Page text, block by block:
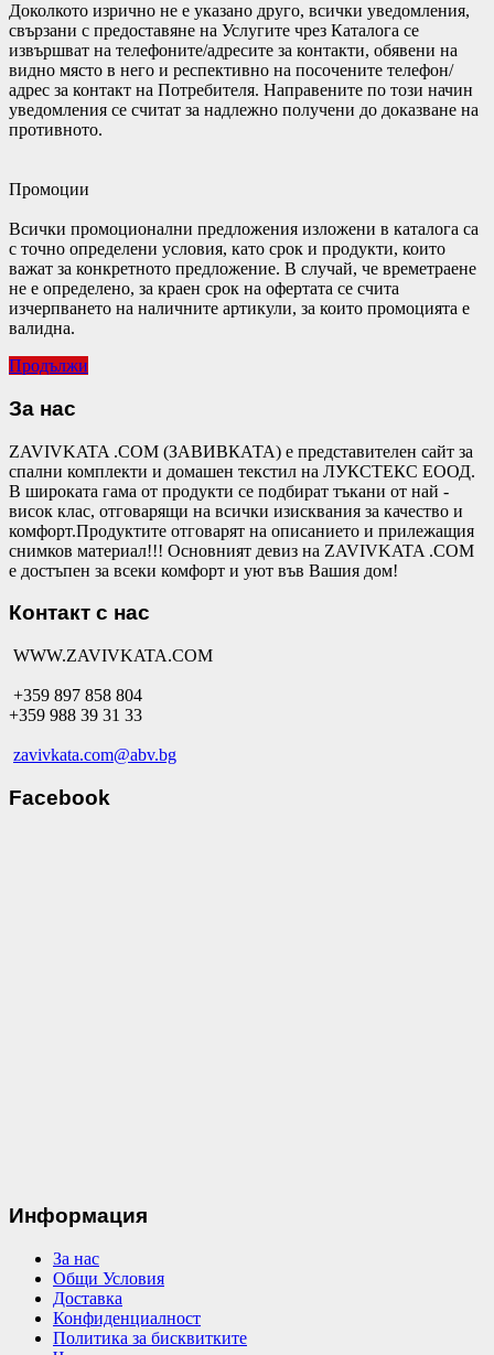
Доколкото изрично не е указано друго, всички уведомления,
свързани с предоставяне на Услугите чрез Каталога се
извършват на телефоните/адресите за контакти, обявени на
видно място в него и респективно на посочените телефон/
адрес за контакт на Потребителя. Направените по този начин
уведомления се считат за надлежно получени до доказване на
противното.
Промоции
Всички промоционални предложения изложени в каталога са
с точно определени условия, като срок и продукти, които
важат за конкретното предложение. В случай, че времетраене
не е определено, за краен срок на офертата се счита
изчерпването на наличните артикули, за които промоцията е
валидна.
Продължи
За нас
ZAVIVKATA .COM (ЗАВИВКАТА) е представителен сайт за
спални комплекти и домашен текстил на ЛУКСТЕКС ЕООД.
В широката гама от продукти се подбират тъкани от най -
висок клас, отговарящи на всички изисквания за качество и
комфорт.Продуктите отговарят на описанието и прилежащия
снимков материал!!! Основният девиз на ZAVIVKATA .COM
е достъпен за всеки комфорт и уют във Вашия дом!
Контакт с нас
WWW.ZAVIVKATA.COM
+359 897 858 804
+359 988 39 31 33
zavivkata.com@abv.bg
Facebook
Информация
За нас
Общи Условия
Доставка
Конфиденциалност
Политика за бисквитките